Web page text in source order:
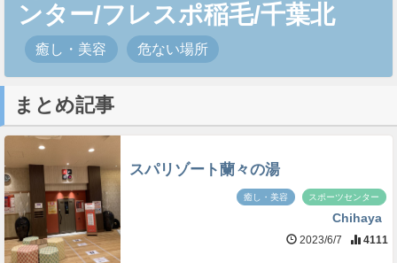
ンター/フレスポ稲毛/千葉北
癒し・美容 危ない場所
まとめ記事
スパリゾート蘭々の湯
癒し・美容 スポーツセンター
Chihaya
2023/6/7 4111